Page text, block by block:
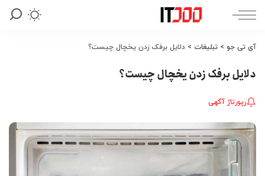
آی تی جو > تبلیغات > دلایل برفک زدن یخچال چیست؟
دلایل برفک زدن یخچال چیست؟
رپورتاژ آگهی